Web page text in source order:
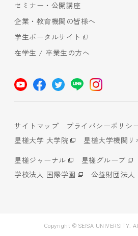
セミナー・公開講座
企業・教育機関の皆様へ
学生ポータルサイト
在学生 / 卒業生の方へ
サイトマップ
プライバシーポリシ
星槎大学 大学院
星槎大学機関リ
星槎ジャーナル
星槎グループ
学校法人 国際学園
公益財団法人
Copyright © SEISA UNIVERSITY.